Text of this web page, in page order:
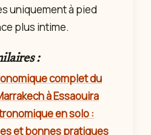
uniquement à pied
plus intime.
:
complet du
à Essaouira
en solo :
et bonnes pratiques